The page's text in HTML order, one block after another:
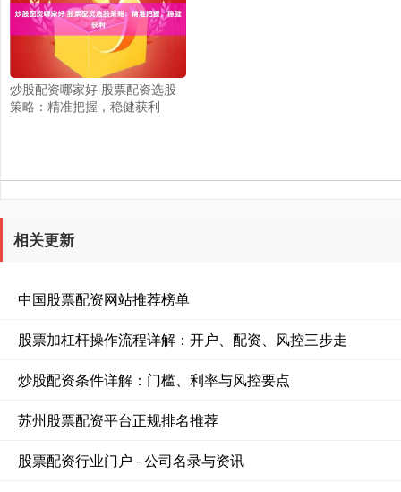
炒股配资哪家好 股票配资选股
策略：精准把握，稳健获利
相关更新
中国股票配资网站推荐榜单
股票加杠杆操作流程详解：开户、配资、风控三步走
炒股配资条件详解：门槛、利率与风控要点
苏州股票配资平台正规排名推荐
股票配资行业门户 - 公司名录与资讯